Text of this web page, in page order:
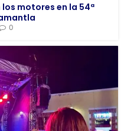
motores en la 54ª
0